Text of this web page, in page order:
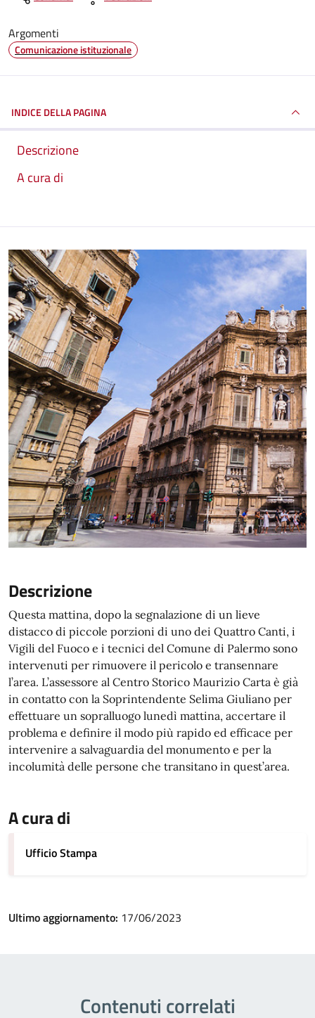
Argomenti
Comunicazione istituzionale
INDICE DELLA PAGINA
Descrizione
A cura di
Descrizione
Questa mattina, dopo la segnalazione di un lieve
distacco di piccole porzioni di uno dei Quattro Canti, i
Vigili del Fuoco e i tecnici del Comune di Palermo sono
intervenuti per rimuovere il pericolo e transennare
l’area. L’assessore al Centro Storico Maurizio Carta è già
in contatto con la Soprintendente Selima Giuliano per
effettuare un sopralluogo lunedì mattina, accertare il
problema e definire il modo più rapido ed efficace per
intervenire a salvaguardia del monumento e per la
incolumità delle persone che transitano in quest’area.
A cura di
Ufficio Stampa
Ultimo aggiornamento: 17/06/2023
Contenuti correlati